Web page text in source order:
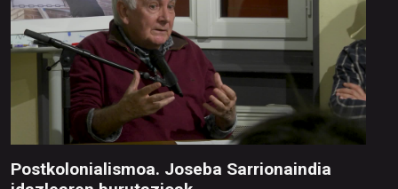
Postkolonialismoa. Joseba Sarrionaindia